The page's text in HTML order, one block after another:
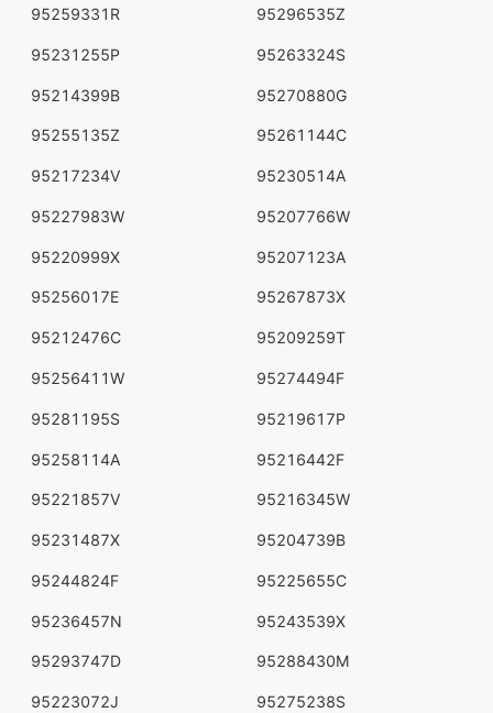
95259331R 95296535Z
95231255P 95263324S
95214399B 95270880G
95255135Z 95261144C
95217234V 95230514A
95227983W 95207766W
95220999X 95207123A
95256017E 95267873X
95212476C 95209259T
95256411W 95274494F
95281195S 95219617P
95258114A 95216442F
95221857V 95216345W
95231487X 95204739B
95244824F 95225655C
95236457N 95243539X
95293747D 95288430M
95223072J 95275238S